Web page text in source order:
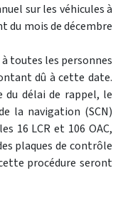
sur les véhicules à
du mois de décembre
à toutes les personnes
dû à cette date.
du délai de rappel, le
la navigation (SCN)
16 LCR et 106 OAC,
plaques de contrôle
procédure seront